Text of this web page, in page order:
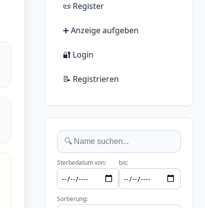
📜 Register
➕ Anzeige aufgeben
🔐 Login
📝 Registrieren
Sterbedatum von: bis:
Sortierung: